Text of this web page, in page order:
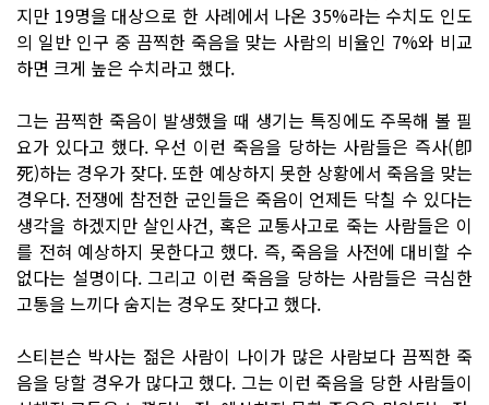
지만 19명을 대상으로 한 사례에서 나온 35%라는 수치도 인도
의 일반 인구 중 끔찍한 죽음을 맞는 사람의 비율인 7%와 비교
하면 크게 높은 수치라고 했다.
그는 끔찍한 죽음이 발생했을 때 생기는 특징에도 주목해 볼 필
요가 있다고 했다. 우선 이런 죽음을 당하는 사람들은 즉사(卽
死)하는 경우가 잦다. 또한 예상하지 못한 상황에서 죽음을 맞는
경우다. 전쟁에 참전한 군인들은 죽음이 언제든 닥칠 수 있다는
생각을 하겠지만 살인사건, 혹은 교통사고로 죽는 사람들은 이
를 전혀 예상하지 못한다고 했다. 즉, 죽음을 사전에 대비할 수
없다는 설명이다. 그리고 이런 죽음을 당하는 사람들은 극심한
고통을 느끼다 숨지는 경우도 잦다고 했다.
스티븐슨 박사는 젊은 사람이 나이가 많은 사람보다 끔찍한 죽
음을 당할 경우가 많다고 했다. 그는 이런 죽음을 당한 사람들이